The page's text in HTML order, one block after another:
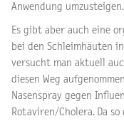
Anwendung umzusteigen.
Es gibt aber auch eine
bei den Schleimhäuten
versucht man aktuell
diesen Weg
Nasenspray gegen
Rotaviren/Cholera. Da